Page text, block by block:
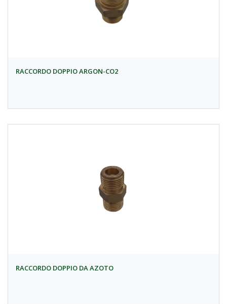
RACCORDO DOPPIO ARGON-CO2
RACCORDO DOPPIO DA AZOTO